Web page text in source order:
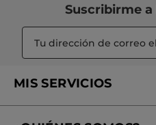
Suscribirme a
MIS SERVICIOS